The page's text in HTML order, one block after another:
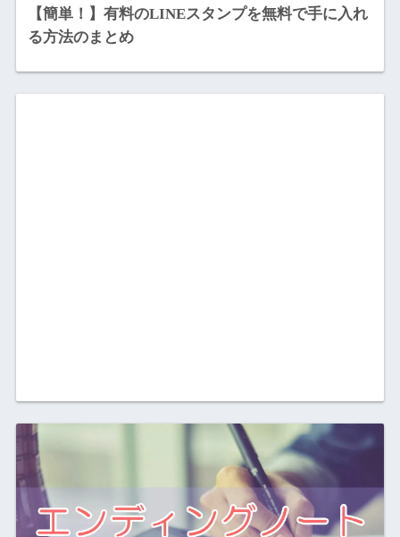
【簡単！】有料のLINEスタンプを無料で手に入れ
る方法のまとめ